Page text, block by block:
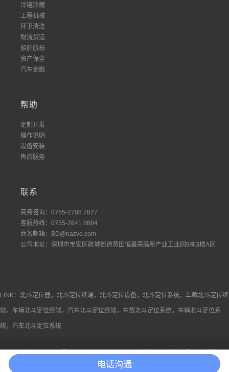
冷链冷藏
工程机械
环卫清洁
物流货运
船舶航标
资产保全
汽车金融
帮助
定制开发
操作说明
设备安装
售后服务
联系
商务咨询：0755-2708 7827
客服热线：0755-2641 8884
商务邮箱：BD@nazve.com
公司地址：深圳市宝安区航城街道黄田恒昌荣高新产业工业园9栋3楼A区
LINK：北斗定位器，北斗定位终端，北斗定位设备，北斗定位系统，车载北斗定位终
端，车辆北斗定位终端，汽车北斗定位终端，车载北斗定位系统，车辆北斗定位系
统，汽车北斗定位系统
粤ICP备19003820号Copyright © 2018 nazve 深圳市朗致科技有限公司 版权
法律声明|网站地图
电话沟通